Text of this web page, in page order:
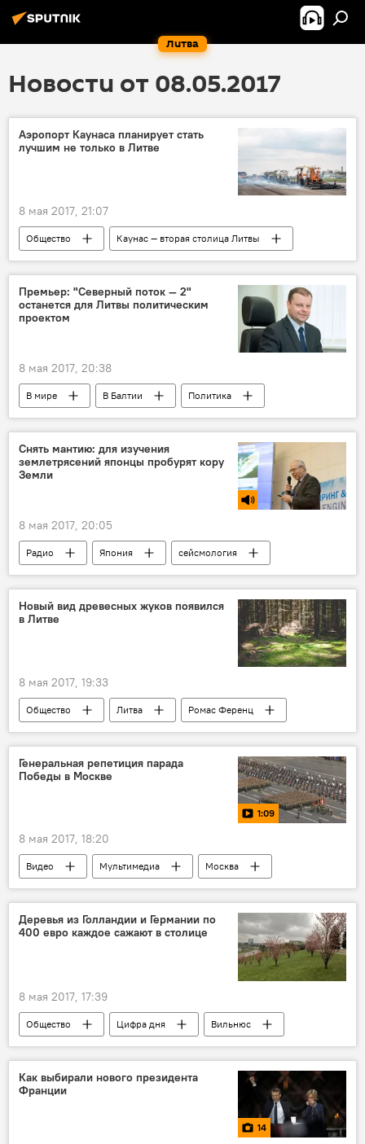
Литва
Новости от 08.05.2017
Аэропорт Каунаса планирует стать
лучшим не только в Литве
8 мая 2017, 21:07
Общество
Каунас — вторая столица Литвы
Туризм
Каунас
Витас Скучас
аэропорт Даряус ир Гирено
взлетно-посадочная полоса
Премьер: "Северный поток — 2"
останется для Литвы политическим
проектом
8 мая 2017, 20:38
В мире В Балтии
Политика
Экономика
Цифра дня
Эстония
Саулюс Сквернялис
Северный поток-2
Строительство газопровода "Северный поток - 2"
Снять мантию: для изучения
землетрясений японцы пробурят кору
Земли
8 мая 2017, 20:05
Радио Япония сейсмология
Новый вид древесных жуков появился
в Литве
8 мая 2017, 19:33
Общество Литва
Ромас Ференц
министерство природы Литвы
древесный жук
Генеральная репетиция парада
Победы в Москве
1:09
8 мая 2017, 18:20
Видео Мультимедиа
Москва
парад Победы
Красная площадь
Деревья из Голландии и Германии по
400 евро каждое сажают в столице
8 мая 2017, 17:39
Общество Цифра дня
Вильнюс
дерево
озеленение
посадка деревьев в Вильнюсе
Как выбирали нового президента
Франции
14